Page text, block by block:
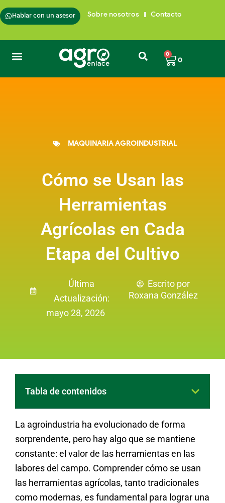
al
contenido
Hablar con un asesor Sobre nosotros Contacto
0
0
Carrito
MAQUINARIA AGROINDUSTRIAL
Cómo se Usan las
Herramientas
Agrícolas en Cada
Etapa del Cultivo
Última
Actualización:
mayo 28, 2026
Escrito por
Roxana González
Tabla de contenidos
La agroindustria ha evolucionado de forma
sorprendente, pero hay algo que se mantiene
constante: el valor de las herramientas en las
labores del campo. Comprender cómo se usan
las herramientas agrícolas, tanto tradicionales
como modernas, es fundamental para lograr una